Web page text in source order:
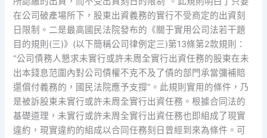
在公司破產場所下，股東出資義務的實行不受商定的出資刻
日限制。二是最高國民法院發布的《關于實用公司法若干題
目的規則(三)》(以下簡稱公司律例定三)第13條第2款規則：
“公司債務人懇求未實行或許未周全實行出資任務的股東在未
出本錢息范圍內對公司債權不克不及了債的部門承當彌補賠
還償付義務的，國民法院應予支撐”。此規則實用的條件，乃
是被訴股東未實行或許未周全實行出資任務。根據合同法的
基礎道理，未實行或許未周全實行出資任務也即組成了現實
違約，現實違約的組成以合同任務刻日曾經到來為條件。可